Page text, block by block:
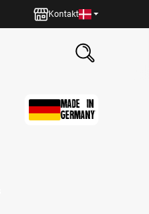
Kontakt
MADE IN
GERMANY